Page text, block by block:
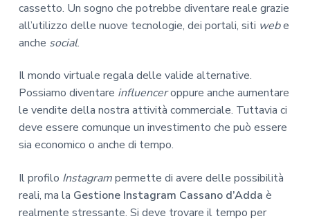
cassetto. Un sogno che potrebbe diventare reale grazie
all’utilizzo delle nuove tecnologie, dei portali, siti webe
anche social.
Il mondo virtuale regala delle valide alternative.
Possiamo diventare influenceroppure anche aumentare
le vendite della nostra attività commerciale. Tuttavia ci
deve essere comunque un investimento che può essere
sia economico o anche di tempo.
Il profilo Instagrampermette di avere delle possibilità
reali, ma la Gestione Instagram Cassano d’Adda è
realmente stressante. Si deve trovare il tempo per